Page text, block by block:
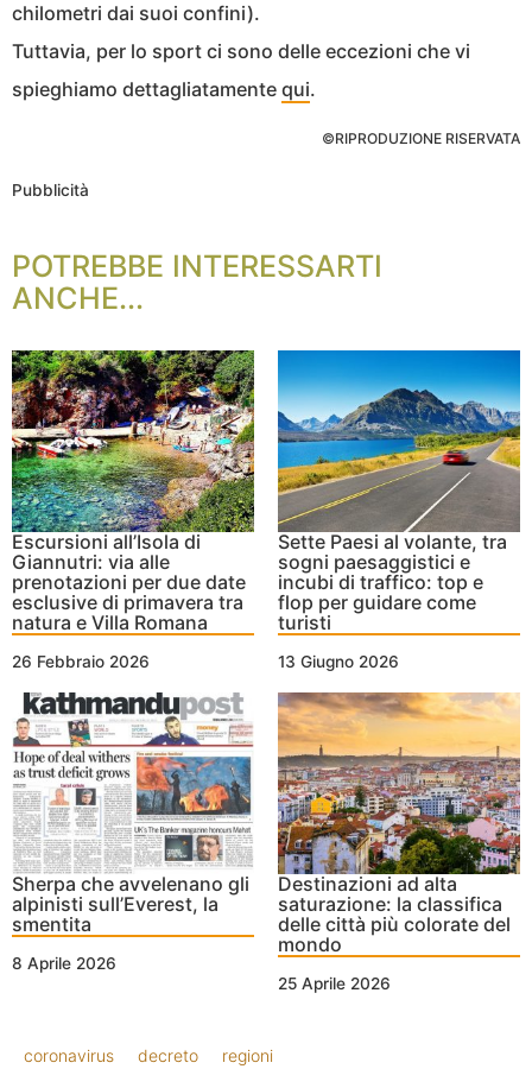
chilometri dai suoi confini).
Tuttavia, per lo sport ci sono delle eccezioni che vi
spieghiamo dettagliatamente qui.
©RIPRODUZIONE RISERVATA
Pubblicità
POTREBBE INTERESSARTI
ANCHE...
Escursioni all’Isola di
Giannutri: via alle
prenotazioni per due date
esclusive di primavera tra
natura e Villa Romana
26 Febbraio 2026
Sette Paesi al volante, tra
sogni paesaggistici e
incubi di traffico: top e
flop per guidare come
turisti
13 Giugno 2026
Sherpa che avvelenano gli
alpinisti sull’Everest, la
smentita
8 Aprile 2026
Destinazioni ad alta
saturazione: la classifica
delle città più colorate del
mondo
25 Aprile 2026
coronavirus decreto regioni